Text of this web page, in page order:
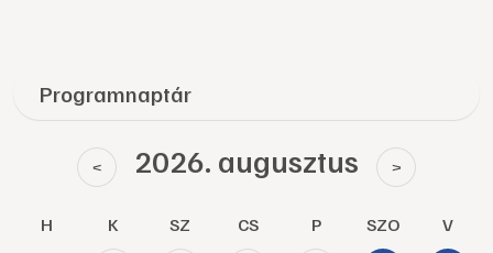
Programnaptár
< 2026. augusztus >
H K SZ CS P SZO V